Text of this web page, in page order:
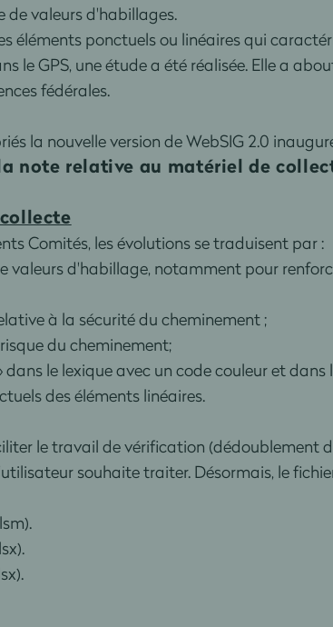
de valeurs d'habillages.
éléments ponctuels ou linéaires qui
le GPS, une étude a été réalisée. Elle a
fédérales.
la nouvelle version de WebSIG 2.0
note relative au matériel de
Comités, les évolutions se traduisent par :
d'habillage, notamment pour
à la sécurité du cheminement ;
du cheminement;
dans le lexique avec un code couleur et
des éléments linéaires.
le travail de vérification (dédoublement
souhaite traiter. Désormais, le